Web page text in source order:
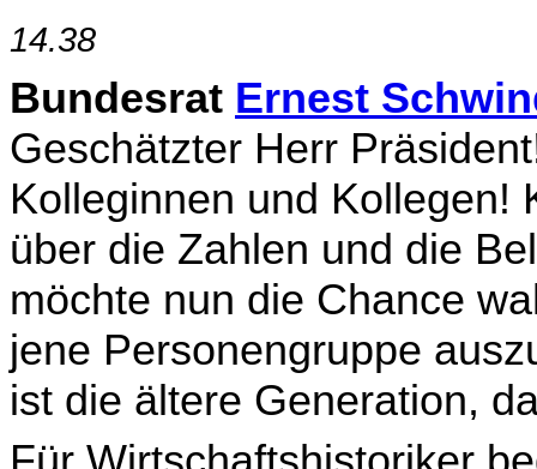
14.38
Bundesrat Ernest
Geschätzter Herr
Kolleginnen und Kollegen!
über die Zahlen und die
möchte nun die Chance
jene Personengruppe
ist die ältere Generation,